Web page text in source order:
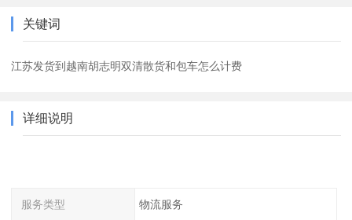
关键词
江苏发货到越南胡志明双清散货和包车怎么计费
详细说明
服务类型 物流服务